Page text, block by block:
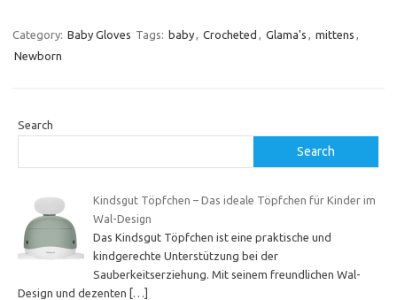
Category: Baby Gloves Tags: baby, Crocheted , Glama's , mittens ,
Newborn
Search
Search
Kindsgut Töpfchen – Das ideale Töpfchen für Kinder im
Wal-Design
Das Kindsgut Töpfchen ist eine praktische und
kindgerechte Unterstützung bei der
Sauberkeitserziehung. Mit seinem freundlichen Wal-
Design und dezenten
[…]